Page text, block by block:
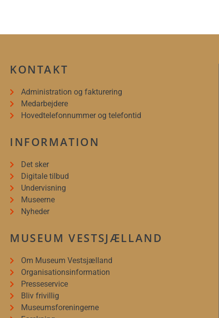
KONTAKT
Administration og fakturering
Medarbejdere
Hovedtelefonnummer og telefontid
INFORMATION
Det sker
Digitale tilbud
Undervisning
Museerne
Nyheder
MUSEUM VESTSJÆLLAND
Om Museum Vestsjælland
Organisationsinformation
Presseservice
Bliv frivillig
Museumsforeningerne